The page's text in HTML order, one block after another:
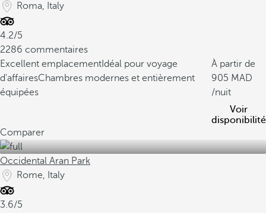
Roma, Italy
4.2/5
2286 commentaires
Excellent emplacement Idéal pour voyage
d'affairesChambres modernes et entièrement
équipées
À partir de
905
/nuit
Voir
disponibilité
Comparer
Occidental Aran Park
Rome, Italy
3.6/5